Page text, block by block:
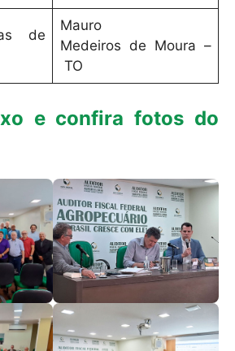
de
Mauro
Medeiros de Moura –
TO
e confira fotos do